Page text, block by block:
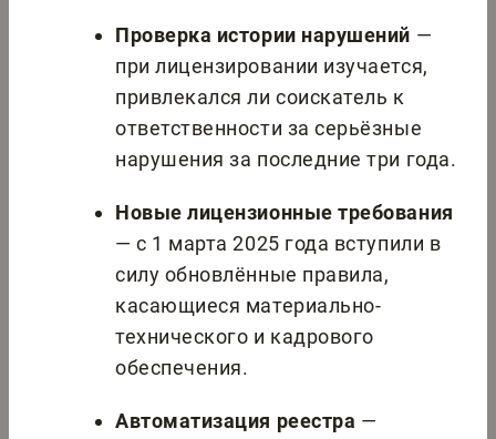
Проверка истории нарушений —
при лицензировании изучается,
привлекался ли соискатель к
ответственности за серьёзные
нарушения за последние три года.
Новые лицензионные требования
— с 1 марта 2025 года вступили в
силу обновлённые правила,
касающиеся материально-
технического и кадрового
обеспечения.
Автоматизация реестра —